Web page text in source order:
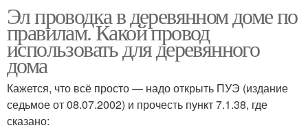
Эл проводка в деревянном доме по
правилам. Какой провод
использовать для деревянного
дома
Кажется, что всё просто — надо открыть ПУЭ (издание
седьмое от 08.07.2002) и прочесть пункт 7.1.38, где
сказано: